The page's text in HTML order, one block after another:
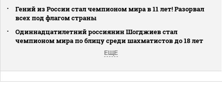
Гений из России стал чемпионом мира в 11 лет! Разорвал
всех под флагом страны
Одиннадцатилетний россиянин Шогджиев стал
чемпионом мира по блицу среди шахматистов до 18 лет
ЕЩЕ